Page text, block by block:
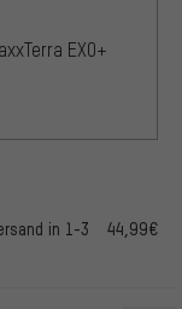
EXO+
in 1-3
44,99€